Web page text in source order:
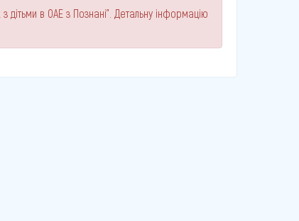
дітьми в ОАЕ з Познані". Детальну інформацію